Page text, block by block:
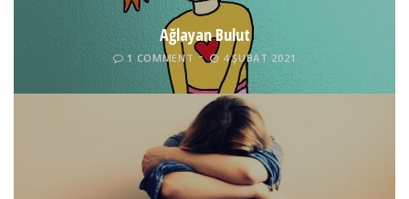
Ağlayan Bulut
1 COMMENT 4 ŞUBAT 2021